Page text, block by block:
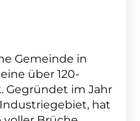
Gemeinde in
über 120-
Gegründet im Jahr
hat